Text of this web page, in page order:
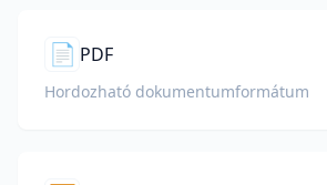
📄 PDF
Hordozható dokumentumformátum